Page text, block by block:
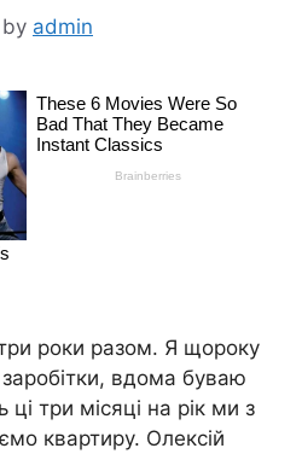
by admin
роки разом. Я щороку
вдома буваю
три місяці на рік ми з
квартиру. Олексій